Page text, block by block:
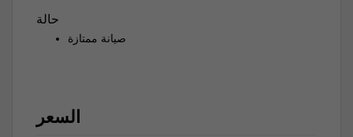
حالة
صيانة ممتازة
السعر